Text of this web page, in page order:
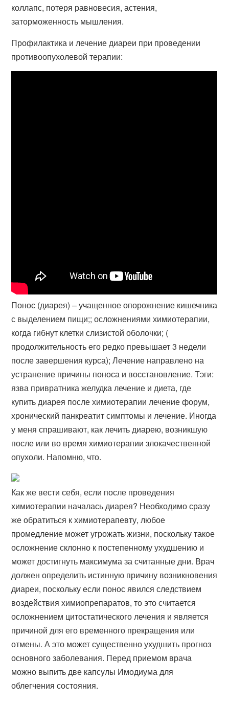
коллапс, потеря равновесия, астения,
заторможенность мышления.
Профилактика и лечение диареи при проведении
противоопухолевой терапии:
Понос (диарея) – учащенное опорожнение кишечника
с выделением пищи​;; осложнениями химиотерапии,
когда гибнут клетки слизистой оболочки; (​
продолжительность его редко превышает 3 недели
после завершения курса​); Лечение направлено на
устранение причины поноса и восстановление. Тэги:
язва привратника желудка лечение и диета, где
купить диарея после химиотерапии лечение форум,
хронический панкреатит симптомы и лечение. Иногда
у меня спрашивают, как лечить диарею, возникшую
после или во время химиотерапии злокачественной
опухоли. Напомню, что.
Как же вести себя, если после проведения
химиотерапии началась диарея? Необходимо сразу
же обратиться к химиотерапевту, любое
промедление может угрожать жизни, поскольку такое
осложнение склонно к постепенному ухудшению и
может достигнуть максимума за считанные дни. Врач
должен определить истинную причину возникновения
диареи, поскольку если понос явился следствием
воздействия химиопрепаратов, то это считается
осложнением цитостатического лечения и является
причиной для его временного прекращения или
отмены. А это может существенно ухудшить прогноз
основного заболевания. Перед приемом врача
можно выпить две капсулы Имодиума для
облегчения состояния.